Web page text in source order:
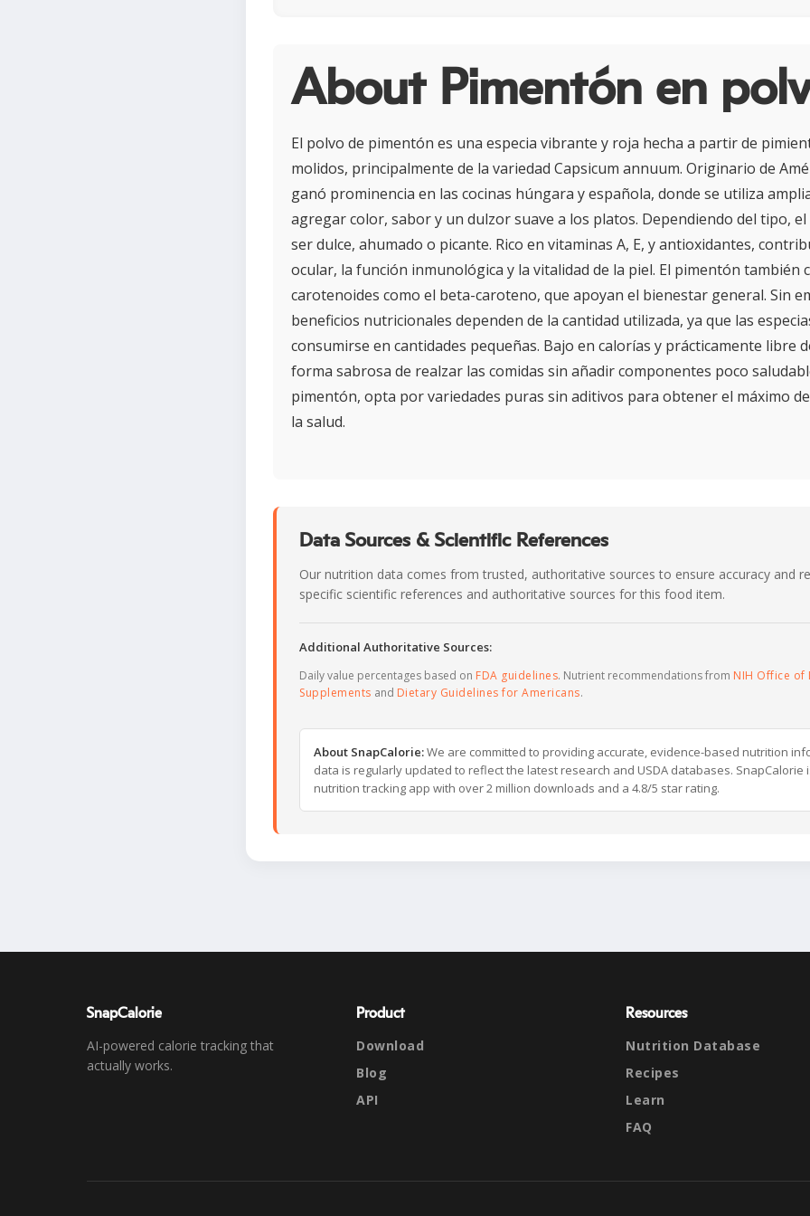
About Pimentón en
El polvo de pimentón es una especia vibrante y roja hecha a partir de
molidos, principalmente de la variedad Capsicum annuum. Originario de
ganó prominencia en las cocinas húngara y española, donde se utiliza
agregar color, sabor y un dulzor suave a los platos. Dependiendo del tipo,
ser dulce, ahumado o picante. Rico en vitaminas A, E, y antioxidantes,
ocular, la función inmunológica y la vitalidad de la piel. El pimentón también
carotenoides como el beta-caroteno, que apoyan el bienestar general. Sin
beneficios nutricionales dependen de la cantidad utilizada, ya que las
consumirse en cantidades pequeñas. Bajo en calorías y prácticamente libre
forma sabrosa de realzar las comidas sin añadir componentes poco
pimentón, opta por variedades puras sin aditivos para obtener el máximo
la salud.
Data Sources & Scientific References
Our nutrition data comes from trusted, authoritative sources to ensure accuracy and
specific scientific references and authoritative sources for this food item.
Additional Authoritative Sources:
Daily value percentages based on FDA guidelines. Nutrient recommendations from NIH Office of
Supplements and Dietary Guidelines for Americans.
About SnapCalorie:We are committed to providing accurate, evidence-based nutrition
data is regularly updated to reflect the latest research and USDA databases. SnapCalorie
nutrition tracking app with over 2 million downloads and a 4.8/5 star rating.
SnapCalorie
AI-powered calorie tracking that
actually works.
Product
Download
Blog
API
Resources
Nutrition Database
Recipes
Learn
FAQ